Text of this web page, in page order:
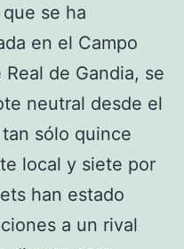
se ha
en el Campo
de Gandia, se
neutral desde el
sólo quince
local y siete por
han estado
a un rival